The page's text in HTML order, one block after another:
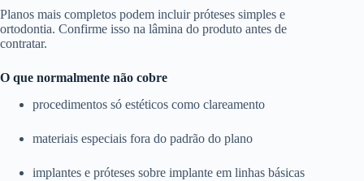
Planos mais completos podem incluir próteses simples e
ortodontia. Confirme isso na lâmina do produto antes de
contratar.
O que normalmente não cobre
procedimentos só estéticos como clareamento
materiais especiais fora do padrão do plano
implantes e próteses sobre implante em linhas básicas